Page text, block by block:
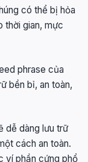
có thể bị hỏa
thời gian, mực
phrase của
bền bỉ, an toàn,
dễ dàng lưu trữ
cách an toàn.
ví phần cứng phổ